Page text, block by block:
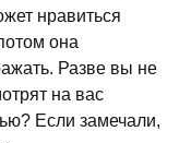
нравиться
она
Разве вы не
на вас
Если замечали,